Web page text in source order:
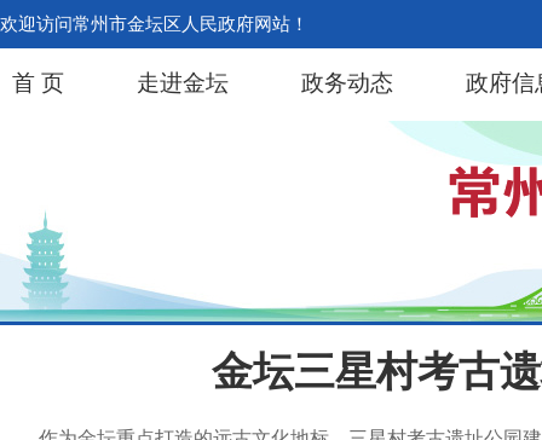
欢迎访问常州市金坛区人民政府网站！
首 页 走进金坛 政务动态 政府信
金坛三星村考古